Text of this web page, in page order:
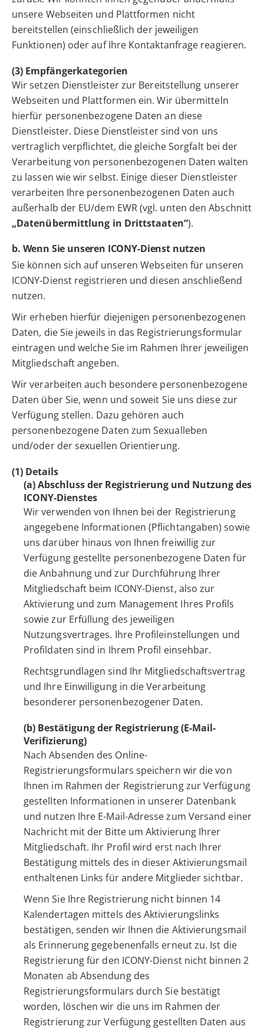
unsere Webseiten und Plattformen nicht
bereitstellen (einschließlich der jeweiligen
Funktionen) oder auf Ihre Kontaktanfrage reagieren.
(3) Empfängerkategorien
Wir setzen Dienstleister zur Bereitstellung unserer
Webseiten und Plattformen ein. Wir übermitteln
hierfür personenbezogene Daten an diese
Dienstleister. Diese Dienstleister sind von uns
vertraglich verpflichtet, die gleiche Sorgfalt bei der
Verarbeitung von personenbezogenen Daten walten
zu lassen wie wir selbst. Einige dieser Dienstleister
verarbeiten Ihre personenbezogenen Daten auch
außerhalb der EU/dem EWR (vgl. unten den Abschnitt
„Datenübermittlung in Drittstaaten“).
b. Wenn Sie unseren ICONY-Dienst nutzen
Sie können sich auf unseren Webseiten für unseren
ICONY-Dienst registrieren und diesen anschließend
nutzen.
Wir erheben hierfür diejenigen personenbezogenen
Daten, die Sie jeweils in das Registrierungsformular
eintragen und welche Sie im Rahmen Ihrer jeweiligen
Mitgliedschaft angeben.
Wir verarbeiten auch besondere personenbezogene
Daten über Sie, wenn und soweit Sie uns diese zur
Verfügung stellen. Dazu gehören auch
personenbezogene Daten zum Sexualleben
und/oder der sexuellen Orientierung.
(1) Details
(a) Abschluss der Registrierung und Nutzung des
ICONY-Dienstes
Wir verwenden von Ihnen bei der Registrierung
angegebene Informationen (Pflichtangaben) sowie
uns darüber hinaus von Ihnen freiwillig zur
Verfügung gestellte personenbezogene Daten für
die Anbahnung und zur Durchführung Ihrer
Mitgliedschaft beim ICONY-Dienst, also zur
Aktivierung und zum Management Ihres Profils
sowie zur Erfüllung des jeweiligen
Nutzungsvertrages. Ihre Profileinstellungen und
Profildaten sind in Ihrem Profil einsehbar.
Rechtsgrundlagen sind Ihr Mitgliedschaftsvertrag
und Ihre Einwilligung in die Verarbeitung
besonderer personenbezogener Daten.
(b) Bestätigung der Registrierung (E-Mail-
Verifizierung)
Nach Absenden des Online-
Registrierungsformulars speichern wir die von
Ihnen im Rahmen der Registrierung zur Verfügung
gestellten Informationen in unserer Datenbank
und nutzen Ihre E-Mail-Adresse zum Versand einer
Nachricht mit der Bitte um Aktivierung Ihrer
Mitgliedschaft. Ihr Profil wird erst nach Ihrer
Bestätigung mittels des in dieser Aktivierungsmail
enthaltenen Links für andere Mitglieder sichtbar.
Wenn Sie Ihre Registrierung nicht binnen 14
Kalendertagen mittels des Aktivierungslinks
bestätigen, senden wir Ihnen die Aktivierungsmail
als Erinnerung gegebenenfalls erneut zu. Ist die
Registrierung für den ICONY-Dienst nicht binnen 2
Monaten ab Absendung des
Registrierungsformulars durch Sie bestätigt
worden, löschen wir die uns im Rahmen der
Registrierung zur Verfügung gestellten Daten aus